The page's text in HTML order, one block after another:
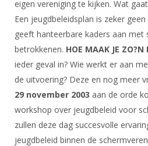
Gebruiksvoorwaarden
Handleiding
Historie
Bestuur
Commissies
Ereleden
Leden van Verdiensten
Vacatures
Bondsbureau
Inschrijven
Reglementen
Materiaal
Schermpaspoort
Wedstrijdkalender
FBT
SBT
Talentontwikkeling
Atletencommissie
Internationale Titeltoernooien
Internationale aanmeldingen
Voor coaches en leraren
Nieuws
Internationale opleidingen
Opleidingen
Leraar
eigen vereniging te kijken. Wat
Een jeugdbeleidsplan is zeker
geeft hanteerbare kaders aan met
betrokkenen. HOE MAAK JE ZO?N
ieder geval in? Wie werkt er aan
de uitvoering? Deze en nog meer
29 november 2003 aan de orde
workshop over jeugdbeleid voor
zullen deze dag succesvolle
jeugdbeleid binnen de